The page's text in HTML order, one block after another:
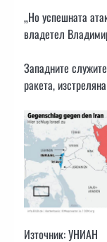
„Но успешната
владетел
Западните
ракета,
Източник: УНИАН